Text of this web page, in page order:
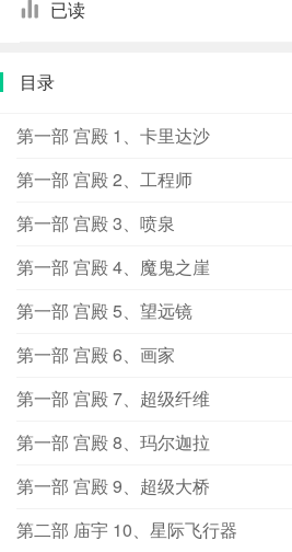
已读
目录
第一部 宫殿 1、卡里达沙
第一部 宫殿 2、工程师
第一部 宫殿 3、喷泉
第一部 宫殿 4、魔鬼之崖
第一部 宫殿 5、望远镜
第一部 宫殿 6、画家
第一部 宫殿 7、超级纤维
第一部 宫殿 8、玛尔迦拉
第一部 宫殿 9、超级大桥
第二部 庙宇 10、星际飞行器